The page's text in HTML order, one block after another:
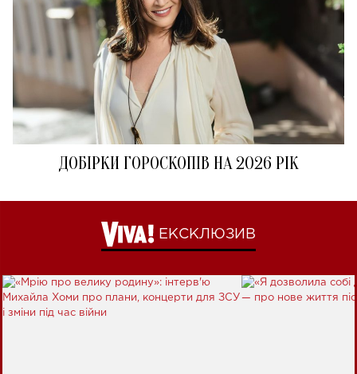
ДОБІРКИ ГОРОСКОПІВ НА 2026 РІК
ЕКСКЛЮЗИВ